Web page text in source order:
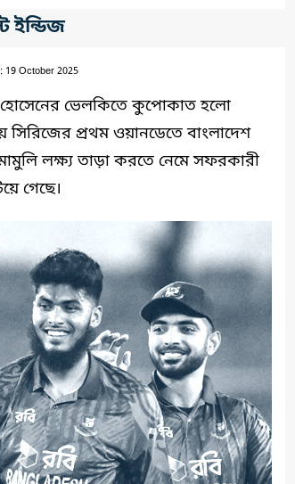
ইন্ডিজ
19 October 2025
হোসেনের ভেলকিতে কুপোকাত হলো
সিরিজের প্রথম ওয়ানডেতে বাংলাদেশ
লক্ষ্য তাড়া করতে নেমে সফরকারী
গেছে।